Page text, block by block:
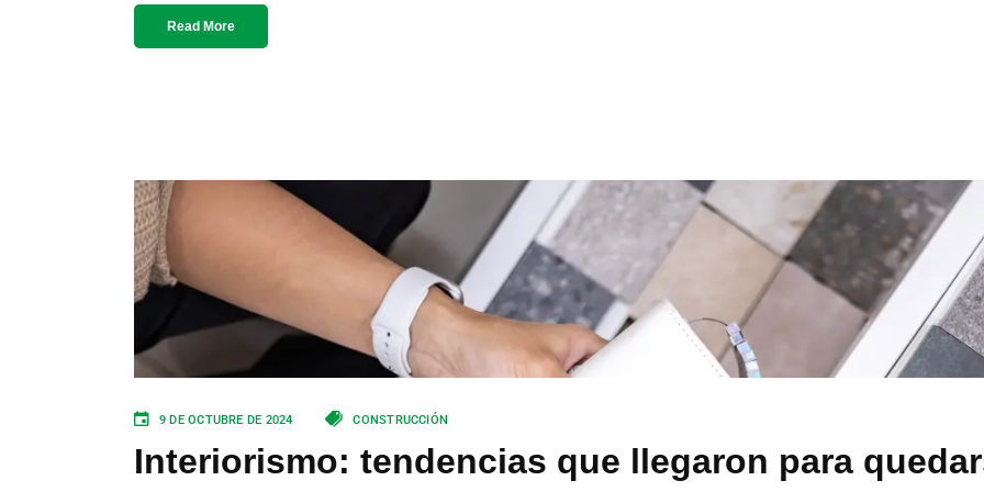
Read More
9 DE OCTUBRE DE 2024 CONSTRUCCIÓN
Interiorismo: tendencias que llegaron para